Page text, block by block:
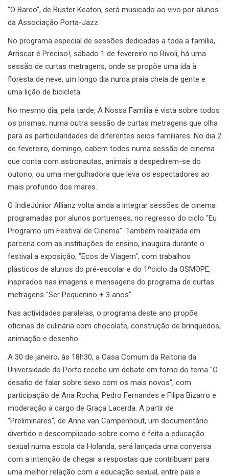
"O Barco", de Buster Keaton, será musicado ao vivo por alunos
da Associação Porta-Jazz.
No programa especial de sessões dedicadas a toda a família,
Arriscar é Preciso!, sábado 1 de fevereiro no Rivoli, há uma
sessão de curtas metragens, onde se propõe uma ida à
floresta de neve, um longo dia numa praia cheia de gente e
uma lição de bicicleta.
No mesmo dia, pela tarde, A Nossa Família é vista sobre todos
os prismas, numa outra sessão de curtas metragens que olha
para as particularidades de diferentes seios familiares. No dia 2
de fevereiro, domingo, cabem todos numa sessão de cinema
que conta com astronautas, animais a despedirem-se do
outono, ou uma mergulhadora que leva os espectadores ao
mais profundo dos mares.
O IndieJúnior Allianz volta ainda a integrar sessões de cinema
programadas por alunos portuenses, no regresso do ciclo "Eu
Programo um Festival de Cinema". Também realizada em
parceria com as instituições de ensino, inaugura durante o
festival a exposição, "Ecos de Viagem", com trabalhos
plásticos de alunos do pré-escolar e do 1ºciclo da OSMOPE,
inspirados nas imagens e mensagens do programa de curtas
metragens "Ser Pequenino + 3 anos".
Nas actividades paralelas, o programa deste ano propõe
oficinas de culinária com chocolate, construção de brinquedos,
animação e desenho.
A 30 de janeiro, às 18h30, a Casa Comum da Reitoria da
Universidade do Porto recebe um debate em torno do tema "O
desafio de falar sobre sexo com os mais novos", com
participação de Ana Rocha, Pedro Fernandes e Filipa Bizarro e
moderação a cargo de Graça Lacerda. A partir de
"Preliminares", de Anne van Campenhout, um documentário
divertido e descomplicado sobre como é feita a educação
sexual numa escola da Holanda, será lançada uma conversa
com a intenção de chegar a respostas que contribuam para
uma melhor relação com a educação sexual, entre pais e